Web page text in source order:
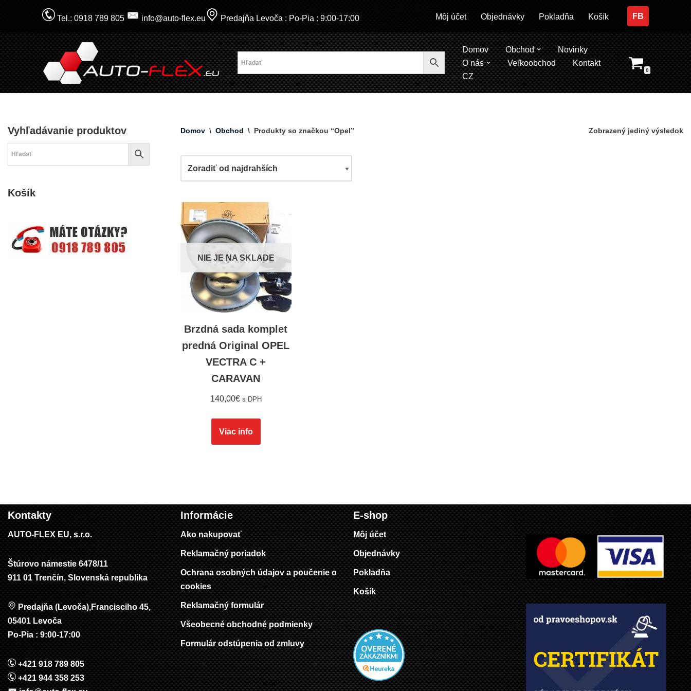
na
obsah
Tel.: 0918 789 805 info@auto-flex.eu Predajňa Levoča : Po-Pia : 9:00-17:00 Môj účet Objednávky Pokladňa Košík FB
Domov Obchod
Novinky
O nás
Veľkoobchod
Kontakt
CZ
0
Vyhľadávanie produktov
Košík
Domov \ Obchod \ Produkty so značkou “Opel” Zobrazený jediný výsledok
NIE JE NA SKLADE
Brzdná sada komplet
predná Original OPEL
VECTRA C +
CARAVAN
140,00€ s DPH
Viac info
Kontakty
AUTO-FLEX EU, s.r.o.
Štúrovo námestie 6478/11
911 01 Trenčín, Slovenská republika
Predajňa (Levoča),Francisciho 45,
05401 Levoča
Po-Pia : 9:00-17:00
+421 918 789 805
+421 944 358 253
Informácie
Ako nakupovať
Reklamačný poriadok
Ochrana osobných údajov a poučenie o
cookies
Reklamačný formulár
Všeobecné obchodné podmienky
Formulár odstúpenia od zmluvy
E-shop
Môj účet
Objednávky
Pokladňa
Košík